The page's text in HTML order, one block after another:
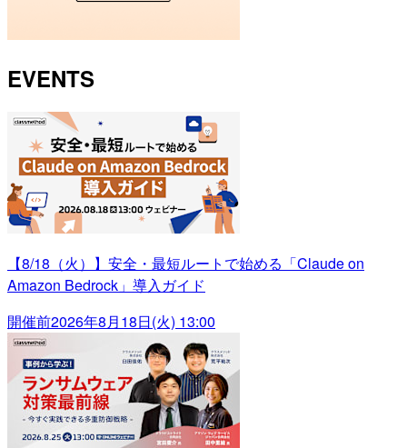
EVENTS
【8/18（火）】安全・最短ルートで始める「Claude on
Amazon Bedrock」導入ガイド
開催前2026年8月18日(火) 13:00